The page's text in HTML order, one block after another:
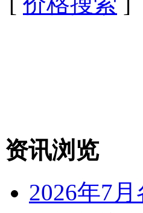
资讯浏览
2026年7